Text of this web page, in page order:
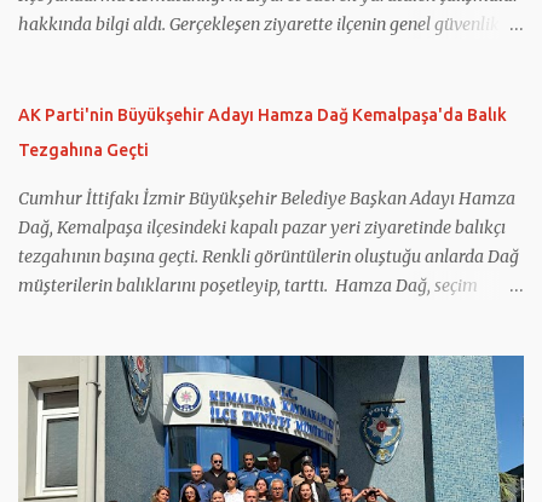
hakkında bilgi aldı. Gerçekleşen ziyarette ilçenin genel güvenlik
Mehmet Önder Ortoğlu, İlçe Jandarma Komutanlığı’nın
faaliyetleri hakkında Kaymakam Daştan’a bilgi verdi. Jandarma
vatandaşların huzur ve güvenliği için gece gündüz fedakârca
görev yapan tüm personele teşekkür ederek çalışmalarında
başarılar diledi.
AK Parti'nin Büyükşehir Adayı Hamza Dağ Kemalpaşa'da Balık
Tezgahına Geçti
Cumhur İttifakı İzmir Büyükşehir Belediye Başkan Adayı Hamza
Dağ, Kemalpaşa ilçesindeki kapalı pazar yeri ziyaretinde balıkçı
tezgahının başına geçti. Renkli görüntülerin oluştuğu anlarda Dağ
müşterilerin balıklarını poşetleyip, tarttı. Hamza Dağ, seçim
merkezini ziyaret etti. Daha sonra ilçenin işlek caddelerinde esnafı
ziyaret etti. Esnafla sohbet eden Dağ, onların taleplerini dinledi.
Daha sonra kapalı pazar yerini dolaşan Dağ, esnafa hayırlı ve bol
kazançlar diledi. Vatandaşların taleplerini de not alan Dağ,
çocuklarla da fotoğraf çektirdi. Hamza Dağ ve Cumhur İttifakı